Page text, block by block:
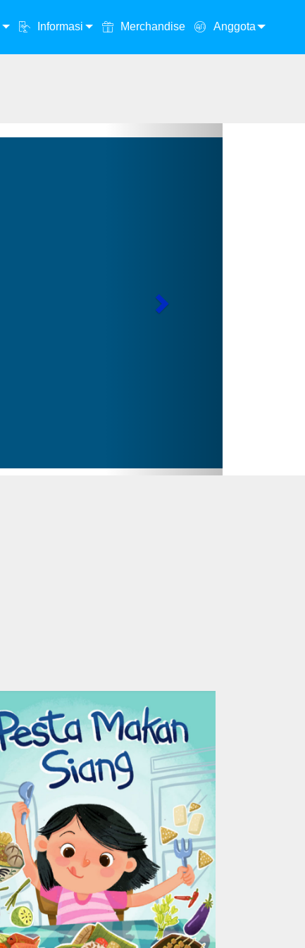
Informasi Merchandise Anggota
Next